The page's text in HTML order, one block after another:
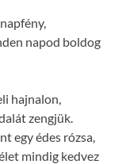
napod boldog
hajnalon,
zengjük.
egy édes rózsa,
mindig kedvez